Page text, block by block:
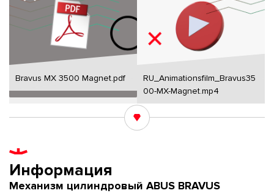
Bravus MX 3500 Magnet.pdf
RU_Animationsfilm_Bravus35
00-MX-Magnet.mp4
Информация
Механизм цилиндровый ABUS BRAVUS